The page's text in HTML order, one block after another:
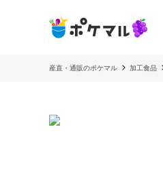
産直・通販のポケマル 加工食品